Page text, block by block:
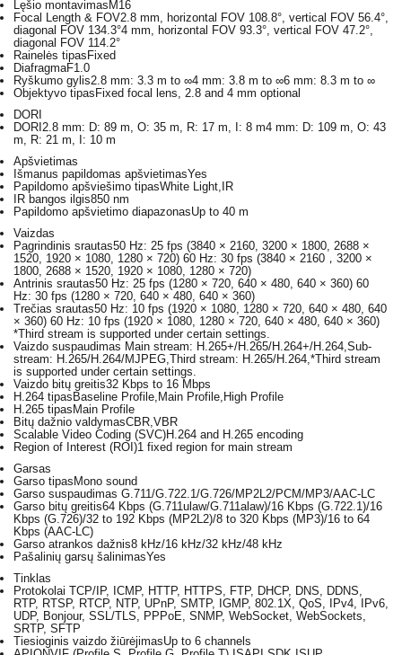
Lęšio montavimas M16
Focal Length & FOV2.8 mm, horizontal FOV 108.8°, vertical FOV 56.4°,
diagonal FOV 134.3°4 mm, horizontal FOV 93.3°, vertical FOV 47.2°,
diagonal FOV 114.2°
Rainelės tipas Fixed
DiafragmaF1.0
Ryškumo gylis2.8 mm: 3.3 m to ∞4 mm: 3.8 m to ∞6 mm: 8.3 m to ∞
Objektyvo tipas Fixed focal lens, 2.8 and 4 mm optional
DORI
DORI 2.8 mm: D: 89 m, O: 35 m, R: 17 m, I: 8 m4 mm: D: 109 m, O: 43
m, R: 21 m, I: 10 m
Apšvietimas
Išmanus papildomas apšvietimasYes
Papildomo apšviešimo tipasWhite Light,IR
IR bangos ilgis850 nm
Papildomo apšvietimo diapazonasUp to 40 m
Vaizdas
Pagrindinis srautas50 Hz: 25 fps (3840 × 2160, 3200 × 1800, 2688 ×
1520, 1920 × 1080, 1280 × 720) 60 Hz: 30 fps (3840 × 2160，3200 ×
1800, 2688 × 1520, 1920 × 1080, 1280 × 720)
Antrinis srautas50 Hz: 25 fps (1280 × 720, 640 × 480, 640 × 360) 60
Hz: 30 fps (1280 × 720, 640 × 480, 640 × 360)
Trečias srautas50 Hz: 10 fps (1920 × 1080, 1280 × 720, 640 × 480, 640
× 360) 60 Hz: 10 fps (1920 × 1080, 1280 × 720, 640 × 480, 640 × 360)
*Third stream is supported under certain settings.
Vaizdo suspaudimas Main stream: H.265+/H.265/H.264+/H.264,Sub-
stream: H.265/H.264/MJPEG,Third stream: H.265/H.264,*Third stream
is supported under certain settings.
Vaizdo bitų greitis32 Kbps to 16 Mbps
H.264 tipas Baseline Profile,Main Profile,High Profile
H.265 tipas Main Profile
Bitų dažnio valdymasCBR,VBR
Scalable Video Coding (SVC)H.264 and H.265 encoding
Region of Interest (ROI)1 fixed region for main stream
Garsas
Garso tipas Mono sound
Garso suspaudimas G.711/G.722.1/G.726/MP2L2/PCM/MP3/AAC-LC
Garso bitų greitis64 Kbps (G.711ulaw/G.711alaw)/16 Kbps (G.722.1)/16
Kbps (G.726)/32 to 192 Kbps (MP2L2)/8 to 320 Kbps (MP3)/16 to 64
Kbps (AAC-LC)
Garso atrankos dažnis8 kHz/16 kHz/32 kHz/48 kHz
Pašalinių garsų šalinimasYes
Tinklas
Protokolai TCP/IP, ICMP, HTTP, HTTPS, FTP, DHCP, DNS, DDNS,
RTP, RTSP, RTCP, NTP, UPnP, SMTP, IGMP, 802.1X, QoS, IPv4, IPv6,
UDP, Bonjour, SSL/TLS, PPPoE, SNMP, WebSocket, WebSockets,
SRTP, SFTP
Tiesioginis vaizdo žiūrėjimasUp to 6 channels